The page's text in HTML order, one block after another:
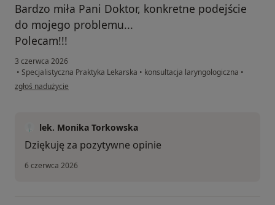
Bardzo miła Pani Doktor, konkretne podejście
do mojego problemu...
Polecam!!!
3 czerwca 2026
• Specjalistyczna Praktyka Lekarska • konsultacja laryngologiczna •
w opinii użytkownika Rafał
zgłoś nadużycie
lek. Monika Torkowska
Dziękuję za pozytywne opinie
6 czerwca 2026